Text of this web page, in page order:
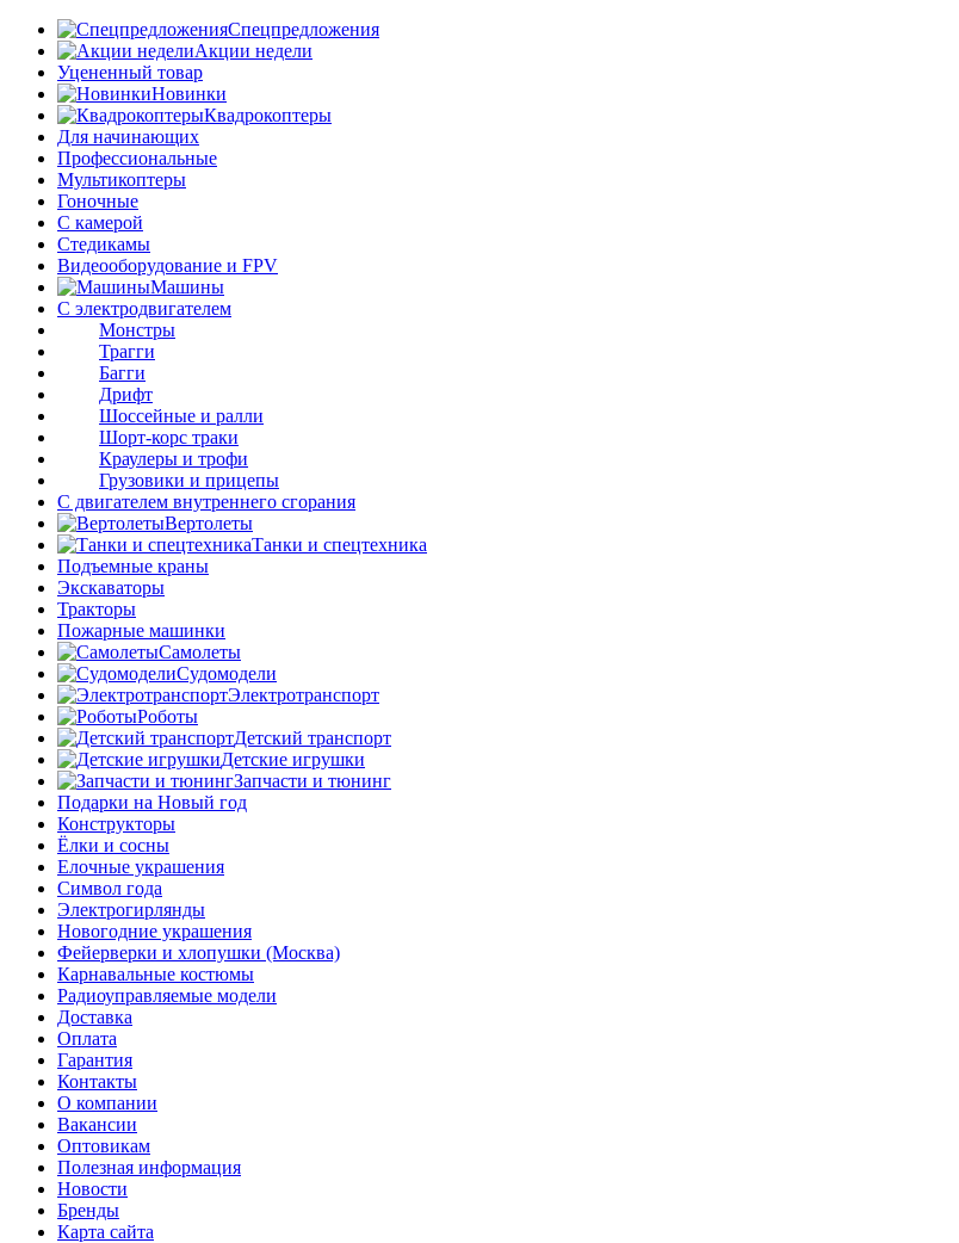
Спецпредложения
Акции недели
Уцененный товар
Новинки
Квадрокоптеры
Для начинающих
Профессиональные
Мультикоптеры
Гоночные
C камерой
Стедикамы
Видеооборудование и FPV
Машины
С электродвигателем
Монстры
Трагги
Багги
Дрифт
Шоссейные и ралли
Шорт-корс траки
Краулеры и трофи
Грузовики и прицепы
С двигателем внутреннего сгорания
Вертолеты
Танки и спецтехника
Подъемные краны
Экскаваторы
Тракторы
Пожарные машинки
Самолеты
Судомодели
Электротранспорт
Роботы
Детский транспорт
Детские игрушки
Запчасти и тюнинг
Подарки на Новый год
Конструкторы
Ёлки и сосны
Елочные украшения
Символ года
Электрогирлянды
Новогодние украшения
Фейерверки и хлопушки (Москва)
Карнавальные костюмы
Радиоуправляемые модели
Доставка
Оплата
Гарантия
Контакты
О компании
Вакансии
Оптовикам
Полезная информация
Новости
Бренды
Карта сайта